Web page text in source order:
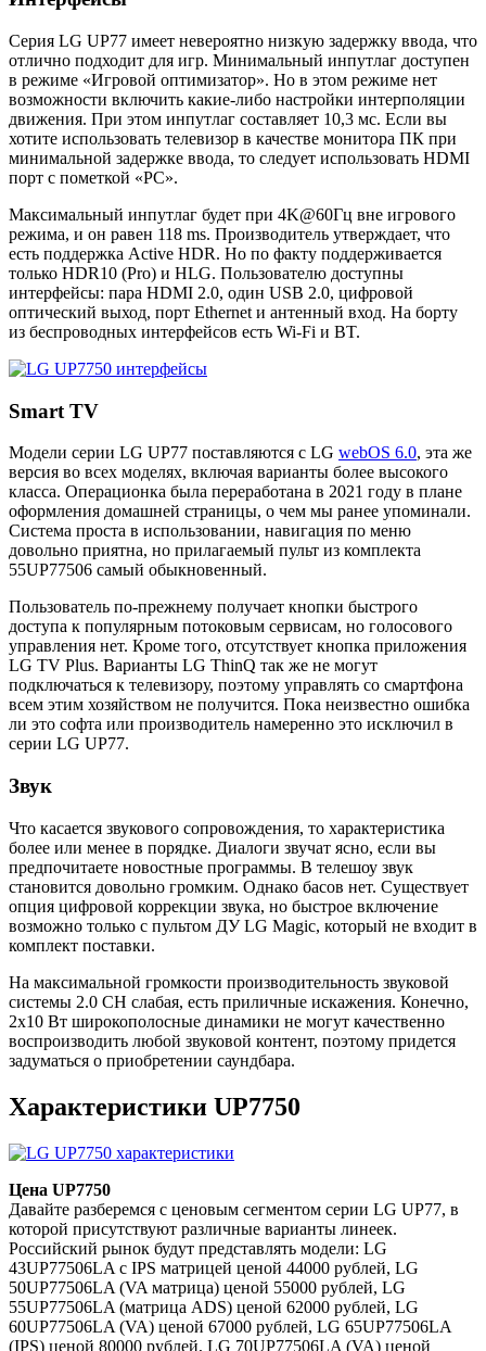
Серия LG UP77 имеет невероятно низкую задержку ввода, что
отлично подходит для игр. Минимальный инпутлаг доступен
в режиме «Игровой оптимизатор». Но в этом режиме нет
возможности включить какие-либо настройки интерполяции
движения. При этом инпутлаг составляет 10,3 мс. Если вы
хотите использовать телевизор в качестве монитора ПК при
минимальной задержке ввода, то следует использовать HDMI
порт с пометкой «PC».
Максимальный инпутлаг будет при 4K@60Гц вне игрового
режима, и он равен 118 ms. Производитель утверждает, что
есть поддержка Active HDR. Но по факту поддерживается
только HDR10 (Pro) и HLG. Пользователю доступны
интерфейсы: пара HDMI 2.0, один USB 2.0, цифровой
оптический выход, порт Ethernet и антенный вход. На борту
из беспроводных интерфейсов есть Wi-Fi и BT.
Smart TV
Модели серии LG UP77 поставляются с LG webOS 6.0, эта же
версия во всех моделях, включая варианты более высокого
класса. Операционка была переработана в 2021 году в плане
оформления домашней страницы, о чем мы ранее упоминали.
Система проста в использовании, навигация по меню
довольно приятна, но прилагаемый пульт из комплекта
55UP77506 самый обыкновенный.
Пользователь по-прежнему получает кнопки быстрого
доступа к популярным потоковым сервисам, но голосового
управления нет. Кроме того, отсутствует кнопка приложения
LG TV Plus. Варианты LG ThinQ так же не могут
подключаться к телевизору, поэтому управлять со смартфона
всем этим хозяйством не получится. Пока неизвестно ошибка
ли это софта или производитель намеренно это исключил в
серии LG UP77.
Звук
Что касается звукового сопровождения, то характеристика
более или менее в порядке. Диалоги звучат ясно, если вы
предпочитаете новостные программы. В телешоу звук
становится довольно громким. Однако басов нет. Существует
опция цифровой коррекции звука, но быстрое включение
возможно только с пультом ДУ LG Magic, который не входит в
комплект поставки.
На максимальной громкости производительность звуковой
системы 2.0 CH слабая, есть приличные искажения. Конечно,
2х10 Вт широкополосные динамики не могут качественно
воспроизводить любой звуковой контент, поэтому придется
задуматься о приобретении саундбара.
Характеристики UP7750
Цена UP7750
Давайте разберемся с ценовым сегментом серии LG UP77, в
которой присутствуют различные варианты линеек.
Российский рынок будут представлять модели: LG
43UP77506LA c IPS матрицей ценой 44000 рублей, LG
50UP77506LA (VA матрица) ценой 55000 рублей, LG
55UP77506LA (матрица ADS) ценой 62000 рублей, LG
60UP77506LA (VA) ценой 67000 рублей, LG 65UP77506LA
(IPS) ценой 80000 рублей, LG 70UP77506LA (VA) ценой